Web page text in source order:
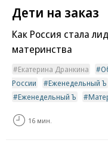
Дети на заказ
Как Россия стала
материнства
Екатерина Дранкина
России
Еженедельный Ъ
Еженедельный Ъ
16 мин.